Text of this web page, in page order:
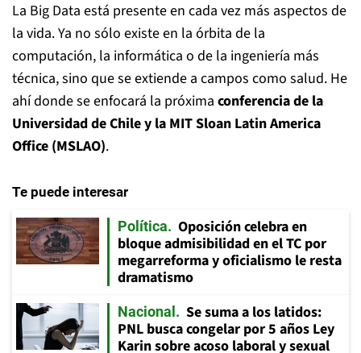
La Big Data está presente en cada vez más aspectos de
la vida. Ya no sólo existe en la órbita de la
computación, la informática o de la ingeniería más
técnica, sino que se extiende a campos como salud. He
ahí donde se enfocará la próxima conferencia de la
Universidad de Chile y la MIT Sloan Latin America
Office (MSLAO).
Te puede interesar
Política
Oposición celebra en
bloque admisibilidad en el TC por
megarreforma y oficialismo le resta
dramatismo
Nacional
Se suma a los latidos:
PNL busca congelar por 5 años Ley
Karin sobre acoso laboral y sexual